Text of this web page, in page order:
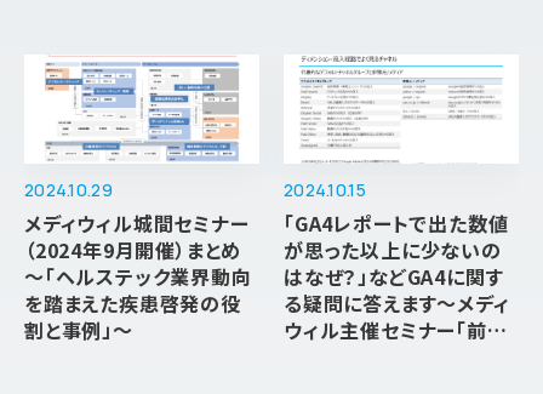
2024.10.29
メディウィル城間セミナー
（2024年9月開催）まとめ
～「ヘルステック業界動向
を踏まえた疾患啓発の役
割と事例」～
2024.10.15
「GA4レポートで出た数値
が思った以上に少ないの
はなぜ？」などGA4に関す
る疑問に答えます～メディ
ウィル主催セミナー「前…